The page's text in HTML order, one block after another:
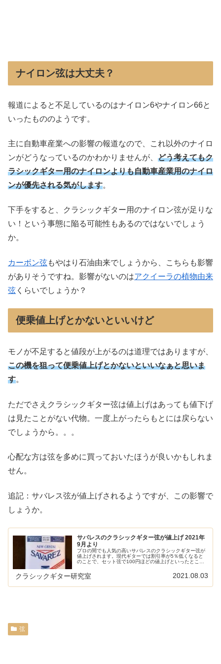
ナイロン弦は大丈夫？
報道によると不足しているのはナイロン6やナイロン66と
いったもののようです。
主に自動車産業への影響の報道なので、これ以外のナイロ
ンがどうなっているのかわかりませんが、 どう考えてもク
ラシックギター用のナイロンよりも自動車産業用のナイロ
ンが優先される気がします。
下手をすると、クラシックギター用のナイロン弦が足りな
い！という事態に陥る可能性もあるのではないでしょう
か。
カーボン弦もやはり石油由来でしょうから、こちらも影響
がありそうですね。影響がないのはアクイーラの植物由来
弦 くらいでしょうか？
便乗値上げとかないといいけど
モノが不足すると値段が上がるのは道理ではありますが、
この機を狙って便乗値上げとかないといいなぁと思いま
す。
ただでさえクラシックギター弦は値上げはあっても値下げ
は見たことがない代物。一度上がったらもとには戻らない
でしょうから。。。
心配な方は弦を多めに買っておいたほうが良いかもしれま
せん。
追記：サバレス弦が値上げされるようですが、この影響で
しょうか。
サバレスのクラシックギター弦が値上げ 2021年
9月より
プロの間でも人気の高いサバレスのクラシックギター弦が
値上げされます。現代ギターでは割引率が5％低くなると
のことで、セット弦で100円ほどの値上げといったところ
リースしたものです。それによる...
クラシックギター研究室 2021.08.03
弦